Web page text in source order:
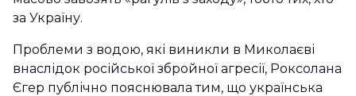
за Україну.
Проблеми з водою, які виникли в Миколаєві
внаслідок російської збройної агресії, Роксолана
Єгер публічно пояснювала тим, що українська